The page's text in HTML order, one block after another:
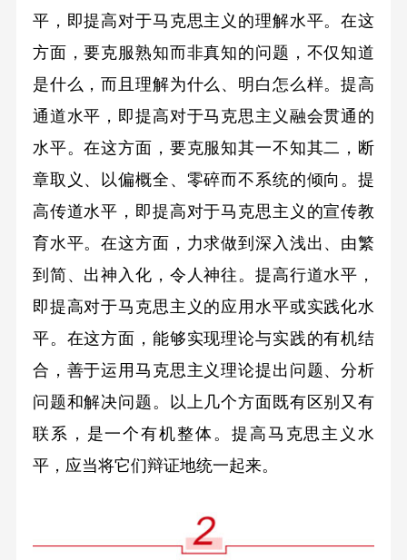
平，即提高对于马克思主义的理解水平。在这
方面，要克服熟知而非真知的问题，不仅知道
是什么，而且理解为什么、明白怎么样。提高
通道水平，即提高对于马克思主义融会贯通的
水平。在这方面，要克服知其一不知其二，断
章取义、以偏概全、零碎而不系统的倾向。提
高传道水平，即提高对于马克思主义的宣传教
育水平。在这方面，力求做到深入浅出、由繁
到简、出神入化，令人神往。提高行道水平，
即提高对于马克思主义的应用水平或实践化水
平。在这方面，能够实现理论与实践的有机结
合，善于运用马克思主义理论提出问题、分析
问题和解决问题。以上几个方面既有区别又有
联系，是一个有机整体。提高马克思主义水
平，应当将它们辩证地统一起来。